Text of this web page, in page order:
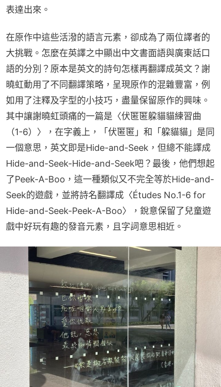
表達出來。
在原作中這些活潑的語言元素，卻成為了兩位譯者的
大挑戰。怎麼在英譯之中顯出中文書面語與廣東話口
語的分別？原本是英文的詩句怎樣再翻譯成英文？謝
曉虹動用了不同翻譯策略，呈現原作的混雜豐富，例
如用了注釋及字型的小技巧，盡量保留原作的興味。
其中讓謝曉虹頭痛的一篇是〈伏匿匿躱貓貓練習曲
（1-6）〉，在字義上，「伏匿匿」和「躱貓貓」是同
一個意思，英文即是Hide-and-Seek，但總不能譯成
Hide-and-Seek-Hide-and-Seek吧？最後，他們想起
了Peek-A-Boo，這一種類似又不完全等於Hide-and-
Seek的遊戲，並將詩名翻譯成〈Études No.1-6 for
Hide-and-Seek-Peek-A-Boo〉，銳意保留了兒童遊
戲中好玩有趣的發音元素，且字詞意思相近。